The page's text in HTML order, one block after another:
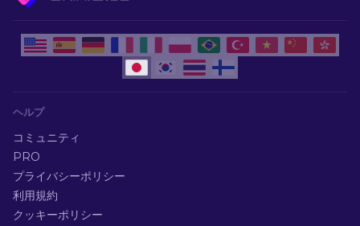
ヘルプ
コミュニティ
PRO
プライバシーポリシー
利用規約
クッキーポリシー